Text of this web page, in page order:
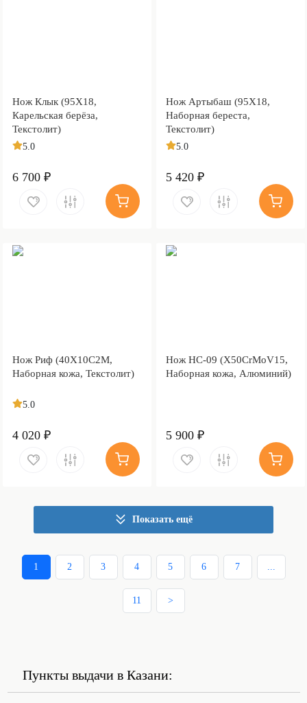
Нож Клык (95Х18,
Карельская берёза,
Текстолит)
5.0
6 700 ₽
Нож Артыбаш (95Х18,
Наборная береста,
Текстолит)
5.0
5 420 ₽
Нож Риф (40Х10С2М,
Наборная кожа, Текстолит)
5.0
4 020 ₽
Нож НС-09 (X50CrMoV15,
Наборная кожа, Алюминий)
5 900 ₽
Показать ещё
1 2 3 4 5 6 7 ...
11 >
Пункты выдачи в Казани: